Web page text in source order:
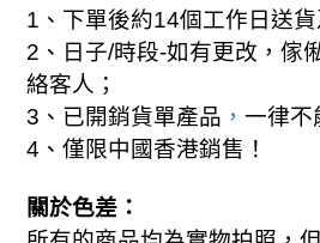
1 、 下單後約14個工作日送
2 、日子/時段-如有更改，傢
絡客人；
3 、已開銷貨單產品 ， 一律不
4 、 僅限中國香港銷售！
關於色差：